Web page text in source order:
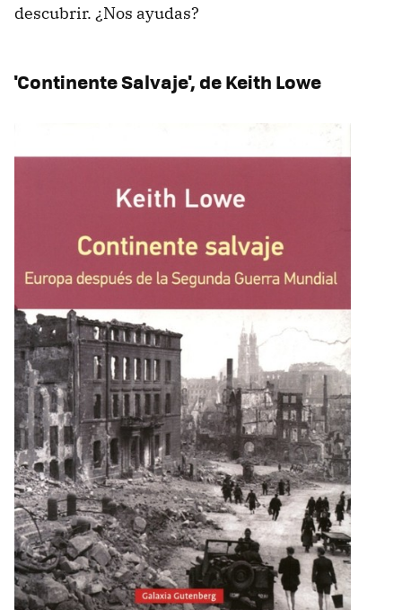
descubrir. ¿Nos ayudas?
'Continente Salvaje', de Keith Lowe